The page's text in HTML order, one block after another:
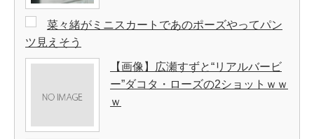
菜々緒がミニスカートであのポーズやってパン
ツ見えそう
【画像】広瀬すずと“リアルバービ
ー”ダコタ・ローズの2ショットｗｗ
ｗ